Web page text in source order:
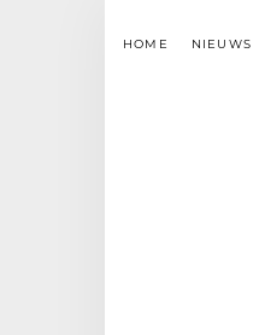
HOME NIEUWS